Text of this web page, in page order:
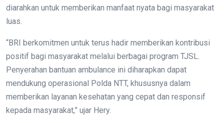
diarahkan untuk memberikan manfaat nyata bagi masyarakat
luas.
“BRI berkomitmen untuk terus hadir memberikan kontribusi
positif bagi masyarakat melalui berbagai program TJSL.
Penyerahan bantuan ambulance ini diharapkan dapat
mendukung operasional Polda NTT, khususnya dalam
memberikan layanan kesehatan yang cepat dan responsif
kepada masyarakat,” ujar Hery.